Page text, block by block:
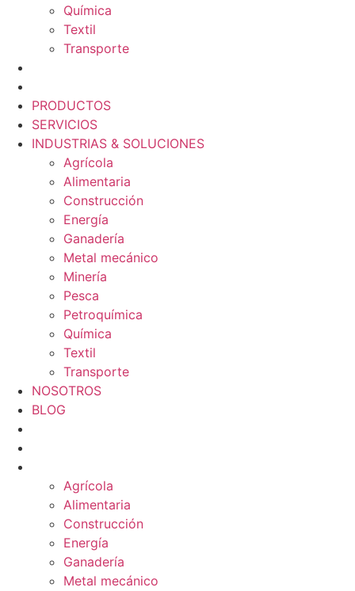
Química
Textil
Transporte
PRODUCTOS
SERVICIOS
INDUSTRIAS & SOLUCIONES
Agrícola
Alimentaria
Construcción
Energía
Ganadería
Metal mecánico
Minería
Pesca
Petroquímica
Química
Textil
Transporte
NOSOTROS
BLOG
Agrícola
Alimentaria
Construcción
Energía
Ganadería
Metal mecánico